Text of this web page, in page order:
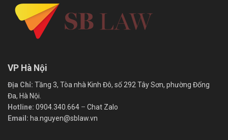
VP Hà Nội
Địa Chỉ: Tầng 3, Tòa nhà Kinh Đô, số 292 Tây Sơn, phường Đống
Đa, Hà Nội.
Hotline: 0904.340.664 – Chat Zalo
Email: ha.nguyen@sblaw.vn